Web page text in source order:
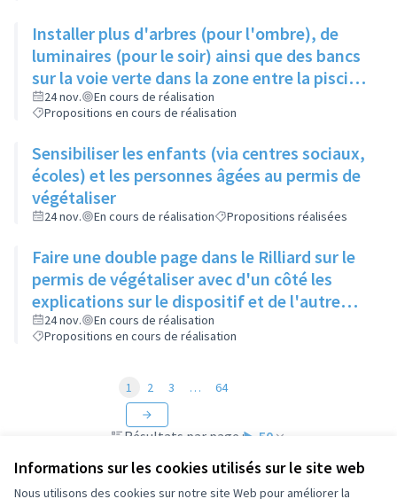
Informations sur les cookies utilisés sur le site web
Nous utilisons des cookies sur notre site Web pour améliorer la
Installer plus d'arbres (pour l'ombre), de
luminaires (pour le soir) ainsi que des bancs
sur la voie verte dans la zone entre la piscine
et la rue de l'Industrie
24 nov.
En cours de réalisation
Propositions en cours de réalisation
Sensibiliser les enfants (via centres sociaux,
écoles) et les personnes âgées au permis de
végétaliser
24 nov. En cours de réalisation Propositions réalisées
Faire une double page dans le Rilliard sur le
permis de végétaliser avec d'un côté les
explications sur le dispositif et de l'autre
côté des exemples concrets de lieux à
investir
24 nov.
En cours de réalisation
Propositions en cours de réalisation
Résultats par page : 50
1 2 3 … 64